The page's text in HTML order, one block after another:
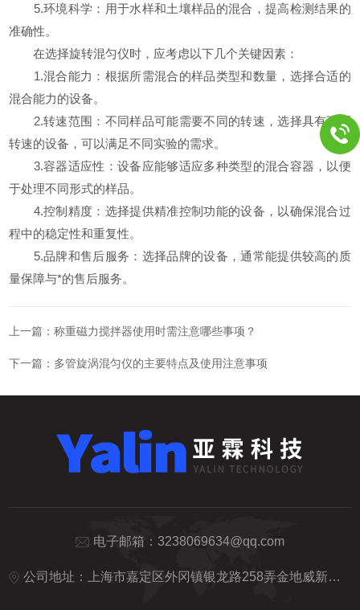
5.环境科学：用于水样和土壤样品的混合，提高检测结果的
准确性。
在选择旋转混匀仪时，应考虑以下几个关键因素：
1.混合能力：根据所需混合的样品类型和数量，选择合适的
混合能力的设备。
2.转速范围：不同样品可能需要不同的转速，选择具有可调
转速的设备，可以满足不同实验的需求。
3.容器适应性：设备应能够适应多种类型的混合容器，以便
于处理不同形式的样品。
4.控制精度：选择提供精准控制功能的设备，以确保混合过
程中的稳定性和重复性。
5.品牌和售后服务：选择品牌的设备，通常能提供较高的质
量保障与*的售后服务。
上一篇：称重磁力搅拌器使用时需注意哪些事项？
下一篇： 多管旋涡混匀仪的主要特点及使用注意事项
电子邮箱： 3238069634@qq.com
公司地址：上海市嘉定区外冈镇银龙路258弄金地威新智造园20号楼5楼